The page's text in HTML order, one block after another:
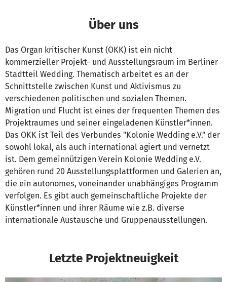
Über uns
Das Organ kritischer Kunst (OKK) ist ein nicht
kommerzieller Projekt- und Ausstellungsraum im Berliner
Stadtteil Wedding. Thematisch arbeitet es an der
Schnittstelle zwischen Kunst und Aktivismus zu
verschiedenen politischen und sozialen Themen.
Migration und Flucht ist eines der frequenten Themen des
Projektraumes und seiner eingeladenen Künstler*innen.
Das OKK ist Teil des Verbundes "Kolonie Wedding e.V." der
sowohl lokal, als auch international agiert und vernetzt
ist. Dem gemeinnützigen Verein Kolonie Wedding e.V.
gehören rund 20 Ausstellungsplattformen und Galerien an,
die ein autonomes, voneinander unabhängiges Programm
verfolgen. Es gibt auch gemeinschaftliche Projekte der
Künstler*innen und ihrer Räume wie z.B. diverse
internationale Austausche und Gruppenausstellungen.
Letzte Projektneuigkeit